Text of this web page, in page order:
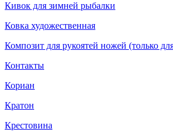
Кивок для зимней рыбалки
Ковка художественная
Композит для рукоятей ножей (только
Контакты
Кориан
Кратон
Крестовина